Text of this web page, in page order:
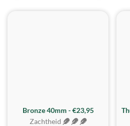
Bronze 40mm - €23,95
Zachtheid